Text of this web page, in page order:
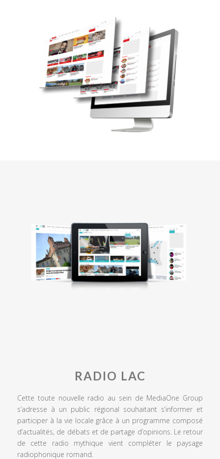
RADIO LAC
Cette toute nouvelle radio au sein de MediaOne Group
s’adresse à un public régional souhaitant s’informer et
participer à la vie locale grâce à un programme composé
d’actualités, de débats et de partage d’opinions. Le retour
de cette radio mythique vient compléter le paysage
radiophonique romand.